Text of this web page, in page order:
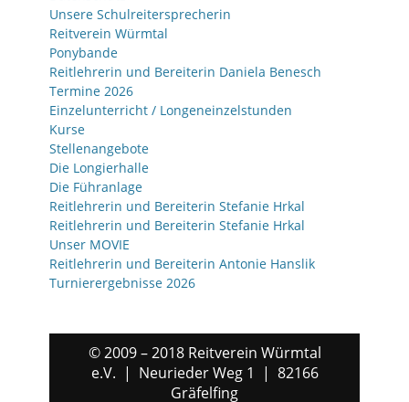
Unsere Schulreitersprecherin
Reitverein Würmtal
Ponybande
Reitlehrerin und Bereiterin Daniela Benesch
Termine 2026
Einzelunterricht / Longeneinzelstunden
Kurse
Stellenangebote
Die Longierhalle
Die Führanlage
Reitlehrerin und Bereiterin Stefanie Hrkal
Reitlehrerin und Bereiterin Stefanie Hrkal
Unser MOVIE
Reitlehrerin und Bereiterin Antonie Hanslik
Turnierergebnisse 2026
© 2009 – 2018 Reitverein Würmtal
e.V. | Neurieder Weg 1 | 82166
Gräfelfing